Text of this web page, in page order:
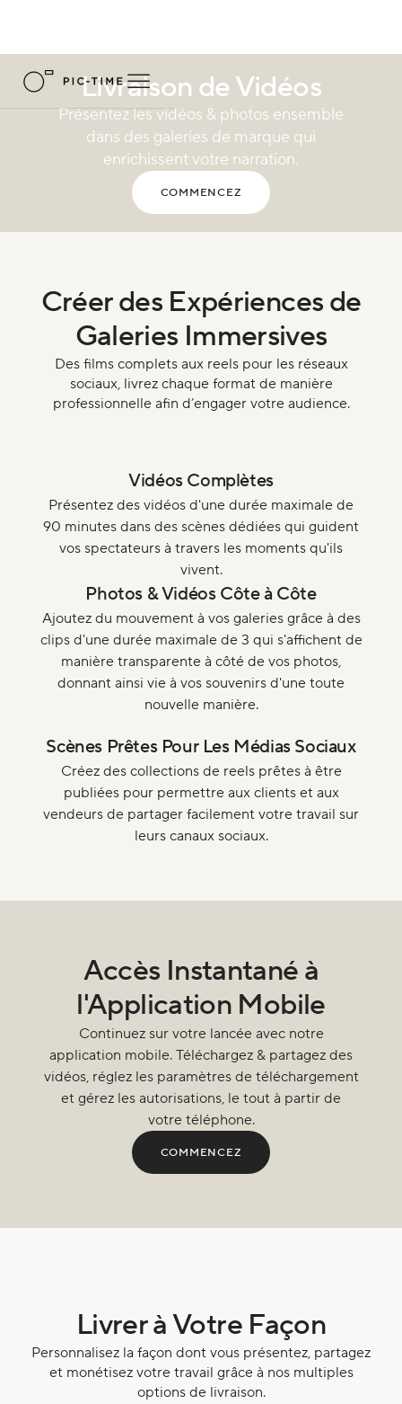
Livraison de Vidéos
Présentez les vidéos & photos ensemble
dans des galeries de marque qui
enrichissent votre narration.
COMMENCEZ
Créer des Expériences de
Galeries Immersives
Des films complets aux reels pour les réseaux
sociaux, livrez chaque format de manière
professionnelle afin d’engager votre audience.
Vidéos Complètes
Présentez des vidéos d'une durée maximale de
90 minutes dans des scènes dédiées qui guident
vos spectateurs à travers les moments qu'ils
vivent.
Photos & Vidéos Côte à Côte
Ajoutez du mouvement à vos galeries grâce à des
clips d'une durée maximale de 3 qui s'affichent de
manière transparente à côté de vos photos,
donnant ainsi vie à vos souvenirs d'une toute
nouvelle manière.
Scènes Prêtes Pour Les Médias Sociaux
Créez des collections de reels prêtes à être
publiées pour permettre aux clients et aux
vendeurs de partager facilement votre travail sur
leurs canaux sociaux.
Accès Instantané à
l'Application Mobile
Continuez sur votre lancée avec notre
application mobile. Téléchargez & partagez des
vidéos, réglez les paramètres de téléchargement
et gérez les autorisations, le tout à partir de
votre téléphone.
COMMENCEZ
Livrer à Votre Façon
Personnalisez la façon dont vous présentez, partagez
et monétisez votre travail grâce à nos multiples
options de livraison.